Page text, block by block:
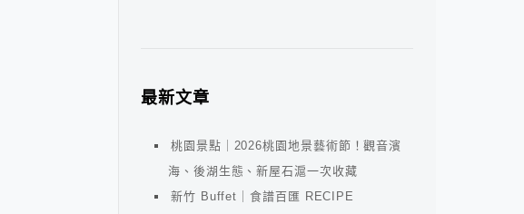
最新文章
桃園景點｜2026桃園地景藝術節！觀音濱
海、後湖生態、新屋石滬一次收藏
新竹 Buffet｜食譜百匯 RECIPE